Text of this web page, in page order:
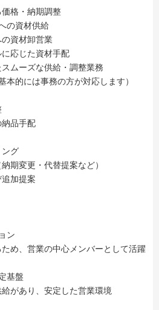
価格・納期調整
の資材供給
の資材卸営業
に応じた資材手配
ムーズな供給・調整業務
本的には事務の方が対応します）
納品手配
ング
期変更・代替提案など）
追加提案
ン
め、営業の中心メンバーとして活躍
基盤
があり、安定した営業環境